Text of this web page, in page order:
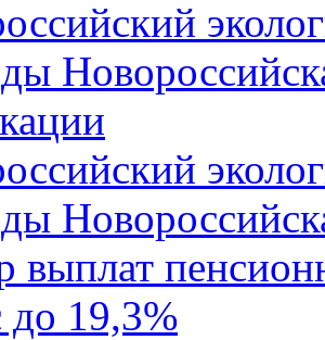
выплат
до 19,3%